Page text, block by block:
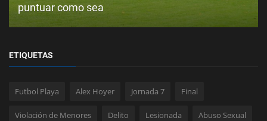
puntuar como sea
ETIQUETAS
Futbol Playa Alex Hoyer Jornada 7 Final
Violación de Menores Delito Lesionada Abuso Sexual